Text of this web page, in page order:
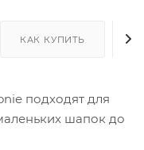
КАК КУПИТЬ
подходят для
шапок до